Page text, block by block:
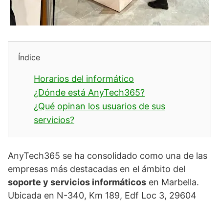
Índice
Horarios del informático
¿Dónde está AnyTech365?
¿Qué opinan los usuarios de sus
servicios?
AnyTech365 se ha consolidado como una de las
empresas más destacadas en el ámbito del
soporte y servicios informáticos en Marbella.
Ubicada en N-340, Km 189, Edf Loc 3, 29604